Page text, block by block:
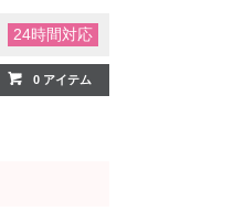
24時間対応
0 アイテム